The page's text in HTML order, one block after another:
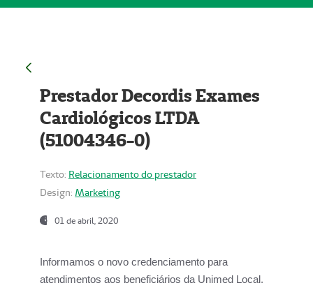
Prestador Decordis Exames
Cardiológicos LTDA
(51004346-0)
Texto: Relacionamento do prestador
Design: Marketing
01 de abril, 2020
Informamos o novo credenciamento para
atendimentos aos beneficiários da Unimed Local,